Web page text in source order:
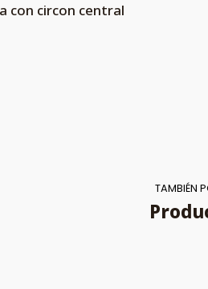
con circon central
TAMBIÉN